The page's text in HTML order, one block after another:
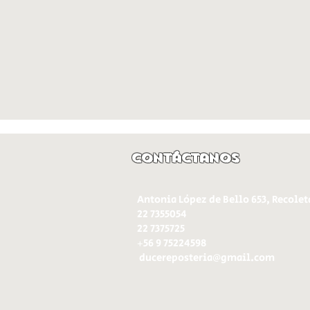
Contáctanos
Antonia López de Bello 653,
22 7355054
22 7375725
+56 9 75224598
ducereposteria@gmail.com